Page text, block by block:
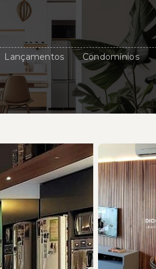
Lançamentos Condomínios